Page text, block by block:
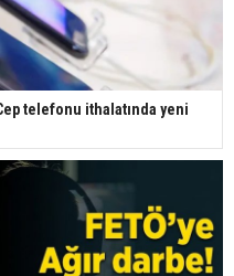
telefonu ithalatında yeni